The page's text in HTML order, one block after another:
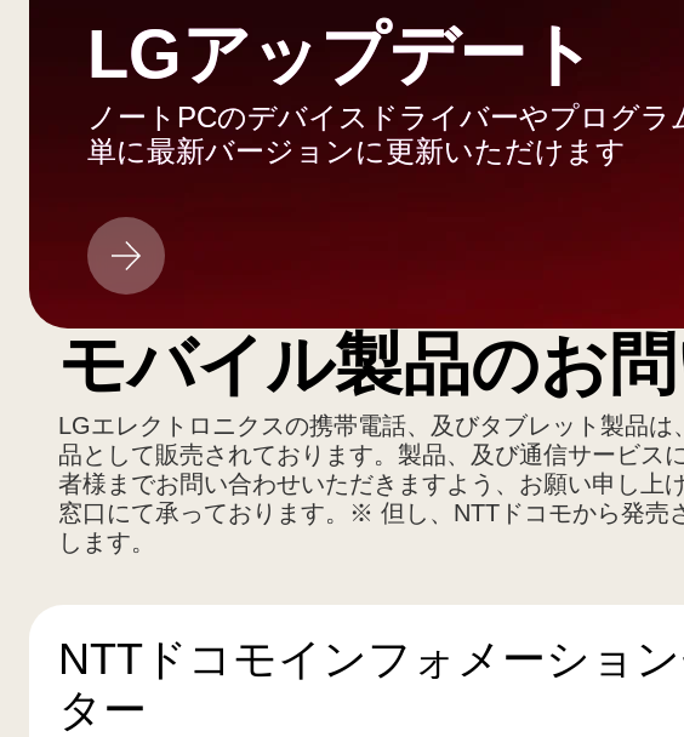
ら
LGアップデート
ノートPCのデバイスドライバーやプログラ
単に最新バージョンに更新いただけます
LG
ア
ッ
ー
モバイル製品のお
LGエレクトロニクスの携帯電話、及びタブレット製品
品として販売されております。製品、及び通信サービ
者様までお問い合わせいただきますよう、お願い申し上
窓口にて承っております。※ 但し、NTTドコモから発売
します。
NTTドコモインフォメーショ
ター